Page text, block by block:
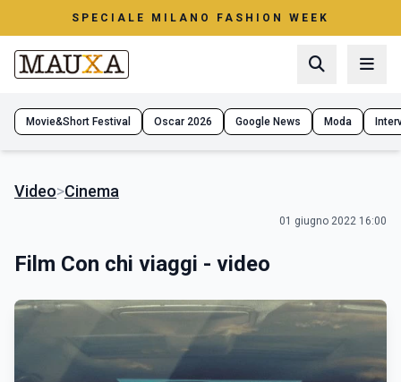
SPECIALE MILANO FASHION WEEK
Movie&Short Festival Oscar 2026 Google News Moda
Video>Cinema
01 giugno 2022 16:00
Film Con chi viaggi - video